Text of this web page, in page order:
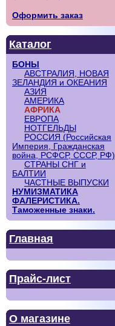
Оформить заказ
Каталог
БОНЫ
АВСТРАЛИЯ, НОВАЯ
ЗЕЛАНДИЯ и ОКЕАНИЯ
АЗИЯ
АМЕРИКА
АФРИКА
ЕВРОПА
НОТГЕЛЬДЫ
РОССИЯ (Российская
Империя, Гражданская
война, РСФСР, СССР, РФ)
СТРАНЫ СНГ и
БАЛТИИ
ЧАСТНЫЕ ВЫПУСКИ
НУМИЗМАТИКА
ФАЛЕРИСТИКА.
Таможенные знаки.
Главная
Прайс-лист
О магазине